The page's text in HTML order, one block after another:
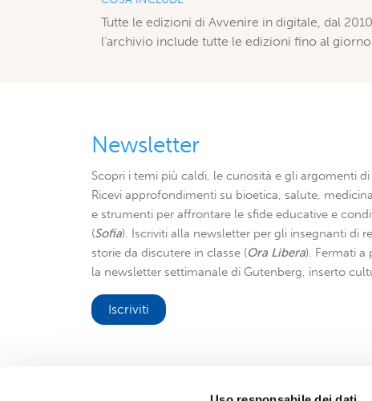
Tutte le edizioni di Avvenire in digitale, dal
l’archivio include tutte le edizioni fino al
Newsletter
Scopri i temi più caldi, le curiosità e gli argomenti
Ricevi approfondimenti su bioetica, salute,
e strumenti per affrontare le sfide educative e
(Sofia). Iscriviti alla newsletter per gli insegnanti di
storie da discutere in classe (Ora Libera). Fermati a
la newsletter settimanale di Gutenberg, inserto
Iscriviti